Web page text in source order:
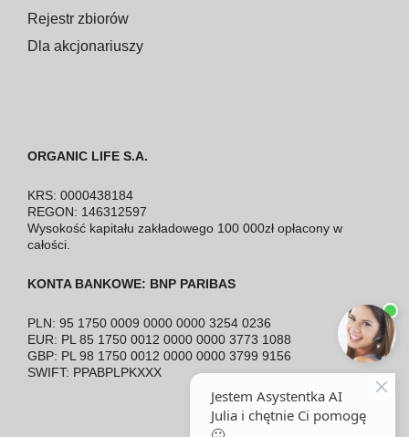
Rejestr zbiorów
Dla akcjonariuszy
ORGANIC LIFE S.A.
KRS: 0000438184
REGON: 146312597
Wysokość kapitału zakładowego 100 000zł opłacony w
całości.
KONTA BANKOWE: BNP PARIBAS
PLN: 95 1750 0009 0000 0000 3254 0236
EUR: PL 85 1750 0012 0000 0000 3773 1088
GBP: PL 98 1750 0012 0000 0000 3799 9156
SWIFT: PPABPLPKXXX